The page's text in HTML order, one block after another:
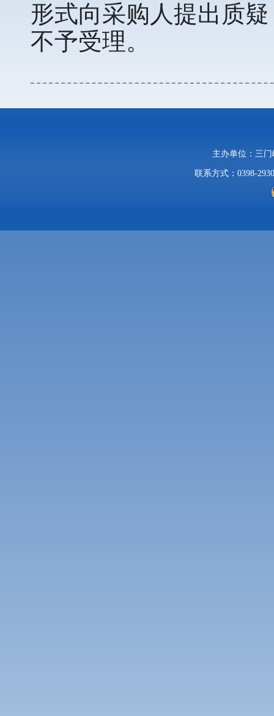
形式向采购人提出质
不予受理。
主办单位：三
联系方式：0398-